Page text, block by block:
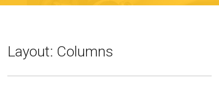
Layout: Columns